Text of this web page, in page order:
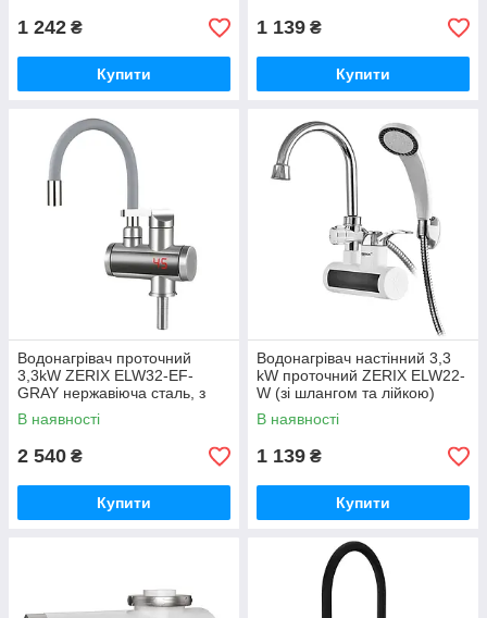
1 242 ₴
Купити
1 139 ₴
Купити
Водонагрівач проточний
3,3kW ZERIX ELW32-EF-
GRAY нержавіюча сталь, з
індик. темп., гнучкий
силіконовий сірий вилив
В наявності
2 540 ₴
Купити
Водонагрівач настінний 3,3
kW проточний ZERIX ELW22-
W (зі шлангом та лійкою)
(ZX4933)
В наявності
1 139 ₴
Купити